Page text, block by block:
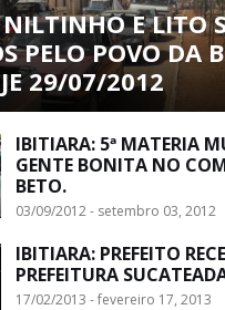
E LITO
PELO POVO DA
29/07/2012
IBITIARA: 5ª MATERIA
GENTE BONITA NO
BETO.
03/09/2012 - setembro 03, 2012
IBITIARA: PREFEITO
PREFEITURA
17/02/2013 - fevereiro 17, 2013